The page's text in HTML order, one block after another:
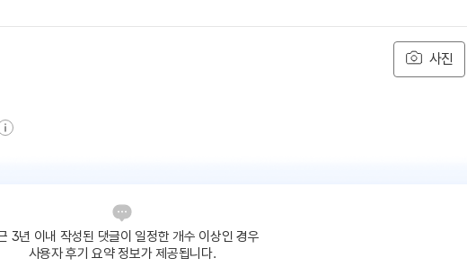
사진
3년 이내 작성된 댓글이 일정한 개수 이상인 경우
사용자 후기 요약 정보가 제공됩니다.